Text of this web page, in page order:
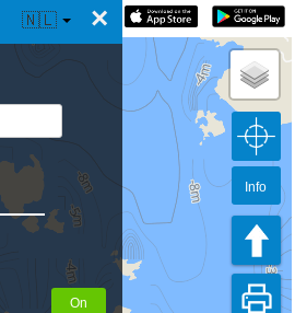
×
🇳🇱
Info